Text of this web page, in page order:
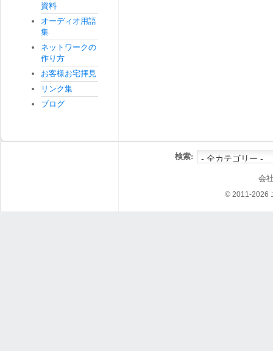
資料
オーディオ用語
集
ネットワークの
作り方
お客様お宅拝見
リンク集
ブログ
検索:
会
© 2011-2026